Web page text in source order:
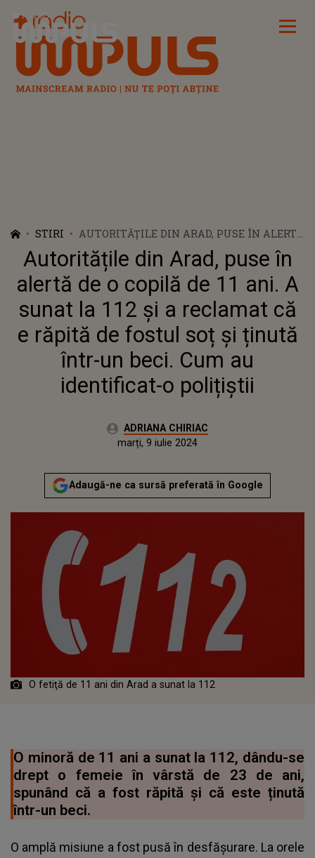
Radio Impuls
STIRI
AUTORITĂȚILE DIN ARAD, PUSE ÎN ALERTĂ
DE O COPILĂ DE 11 ANI. A SUNAT LA 112 ȘI A
RECLAMAT CĂ E RĂPITĂ DE FOSTUL SOȚ ȘI
ȚINUTĂ ÎNTR-UN BECI. CUM AU
IDENTIFICAT-O POLIȚIȘTII
Autoritățile din Arad, puse în
alertă de o copilă de 11 ani. A
sunat la 112 și a reclamat că
e răpită de fostul soț și ținută
într-un beci. Cum au
identificat-o polițiștii
Autor:ADRIANA CHIRIAC
Actualizat:
marți, 9 iulie 2024
Adaugă-ne ca sursă preferată în Google
O fetiţă de 11 ani din Arad a sunat la 112
O minoră de 11 ani a sunat la 112, dându-se
drept o femeie în vârstă de 23 de ani,
spunând că a fost răpită și că este ținută
într-un beci.
O amplă misiune a fost pusă în desfășurare. La orele